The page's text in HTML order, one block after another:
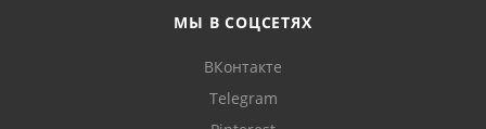
МЫ В СОЦСЕТЯХ
ВКонтакте
Telegram